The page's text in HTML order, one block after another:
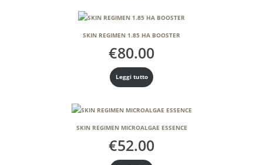
SKIN REGIMEN 1.85 HA BOOSTER
€80.00
Leggi tutto
SKIN REGIMEN MICROALGAE ESSENCE
€52.00